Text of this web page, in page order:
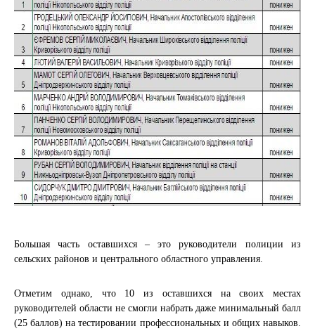
Большая часть оставшихся – это руководители полиции из
сельских районов и центрального областного управления.
Отметим однако, что 10 из оставшихся на своих местах
руководителей области не смогли набрать даже минимальный балл
(25 баллов) на тестировании профессиональных и общих навыков.